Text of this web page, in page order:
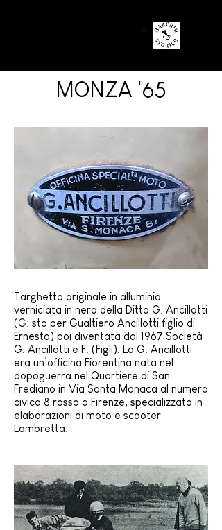
MONZA '65
Targhetta originale in alluminio
verniciata in nero della Ditta G. Ancillotti
(G: sta per Gualtiero Ancillotti figlio di
Ernesto) poi diventata dal 1967 Società
G. Ancillotti e F. (Figli). La G. Ancillotti
era un’officina Fiorentina nata nel
dopoguerra nel Quartiere di San
Frediano in Via Santa Monaca al numero
civico 8 rosso a Firenze, specializzata in
elaborazioni di moto e scooter
Lambretta.